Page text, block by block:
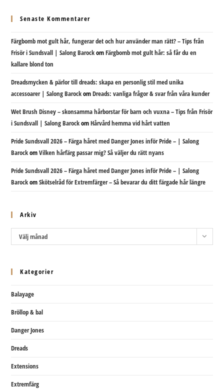
Senaste Kommentarer
Färgbomb mot gult hår, fungerar det och hur använder man rätt? – Tips från
Frisör i Sundsvall | Salong BarockomFärgbomb mot gult hår: så får du en
kallare blond ton
Dreadsmycken & pärlor till dreads: skapa en personlig stil med unika
accessoarer | Salong BarockomDreads: vanliga frågor & svar från våra kunder
Wet Brush Disney – skonsamma hårborstar för barn och vuxna – Tips från Frisör
i Sundsvall | Salong BarockomHårvård hemma vid hårt vatten
Pride Sundsvall 2026 – Färga håret med Danger Jones inför Pride – | Salong
BarockomVilken hårfärg passar mig? Så väljer du rätt nyans
Pride Sundsvall 2026 – Färga håret med Danger Jones inför Pride – | Salong
BarockomSkötselråd för Extremfärger – Så bevarar du ditt färgade hår längre
Arkiv
ArkivVälj månad
Kategorier
Balayage
Bröllop & bal
Danger Jones
Dreads
Extensions
Extremfärg